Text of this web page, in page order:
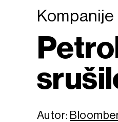
Kompanije
Autor: